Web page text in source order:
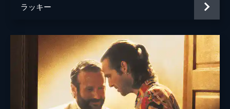
ウォルフガング・アマデウス・モーツァルト
ルードヴィヒ・ヴァン・ベートーヴェン
製作 イーサン・コーエン
ラッキー